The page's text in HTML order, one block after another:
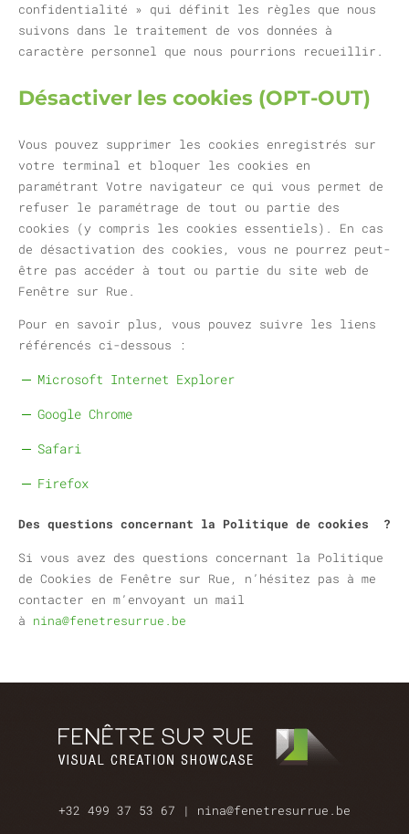
confidentialité » qui définit les règles que nous
suivons dans le traitement de vos données à
caractère personnel que nous pourrions recueillir.
Désactiver les cookies (OPT-OUT)
Vous pouvez supprimer les cookies enregistrés sur
votre terminal et bloquer les cookies en
paramétrant Votre navigateur ce qui vous permet de
refuser le paramétrage de tout ou partie des
cookies (y compris les cookies essentiels). En cas
de désactivation des cookies, vous ne pourrez peut-
être pas accéder à tout ou partie du site web de
Fenêtre sur Rue.
Pour en savoir plus, vous pouvez suivre les liens
référencés ci-dessous :
Microsoft Internet Explorer
Google Chrome
Safari
Firefox
Des questions concernant la Politique de cookies ?
Si vous avez des questions concernant la Politique
de Cookies de Fenêtre sur Rue, n’hésitez pas à me
contacter en m’envoyant un mail
à nina@fenetresurrue.be
+32 499 37 53 67 | nina@fenetresurrue.be